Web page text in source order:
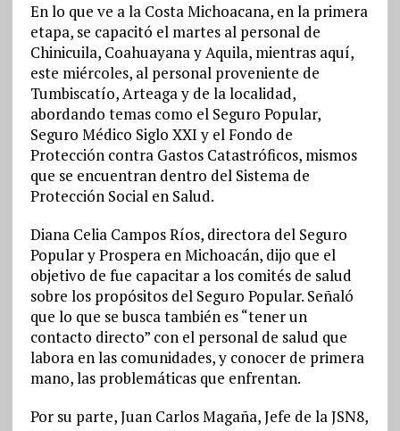
En lo que ve a la Costa Michoacana, en la primera
etapa, se capacitó el martes al personal de
Chinicuila, Coahuayana y Aquila, mientras aquí,
este miércoles, al personal proveniente de
Tumbiscatío, Arteaga y de la localidad,
abordando temas como el Seguro Popular,
Seguro Médico Siglo XXI y el Fondo de
Protección contra Gastos Catastróficos, mismos
que se encuentran dentro del Sistema de
Protección Social en Salud.
Diana Celia Campos Ríos, directora del Seguro
Popular y Prospera en Michoacán, dijo que el
objetivo de fue capacitar a los comités de salud
sobre los propósitos del Seguro Popular. Señaló
que lo que se busca también es “tener un
contacto directo” con el personal de salud que
labora en las comunidades, y conocer de primera
mano, las problemáticas que enfrentan.
Por su parte, Juan Carlos Magaña, Jefe de la JSN8,